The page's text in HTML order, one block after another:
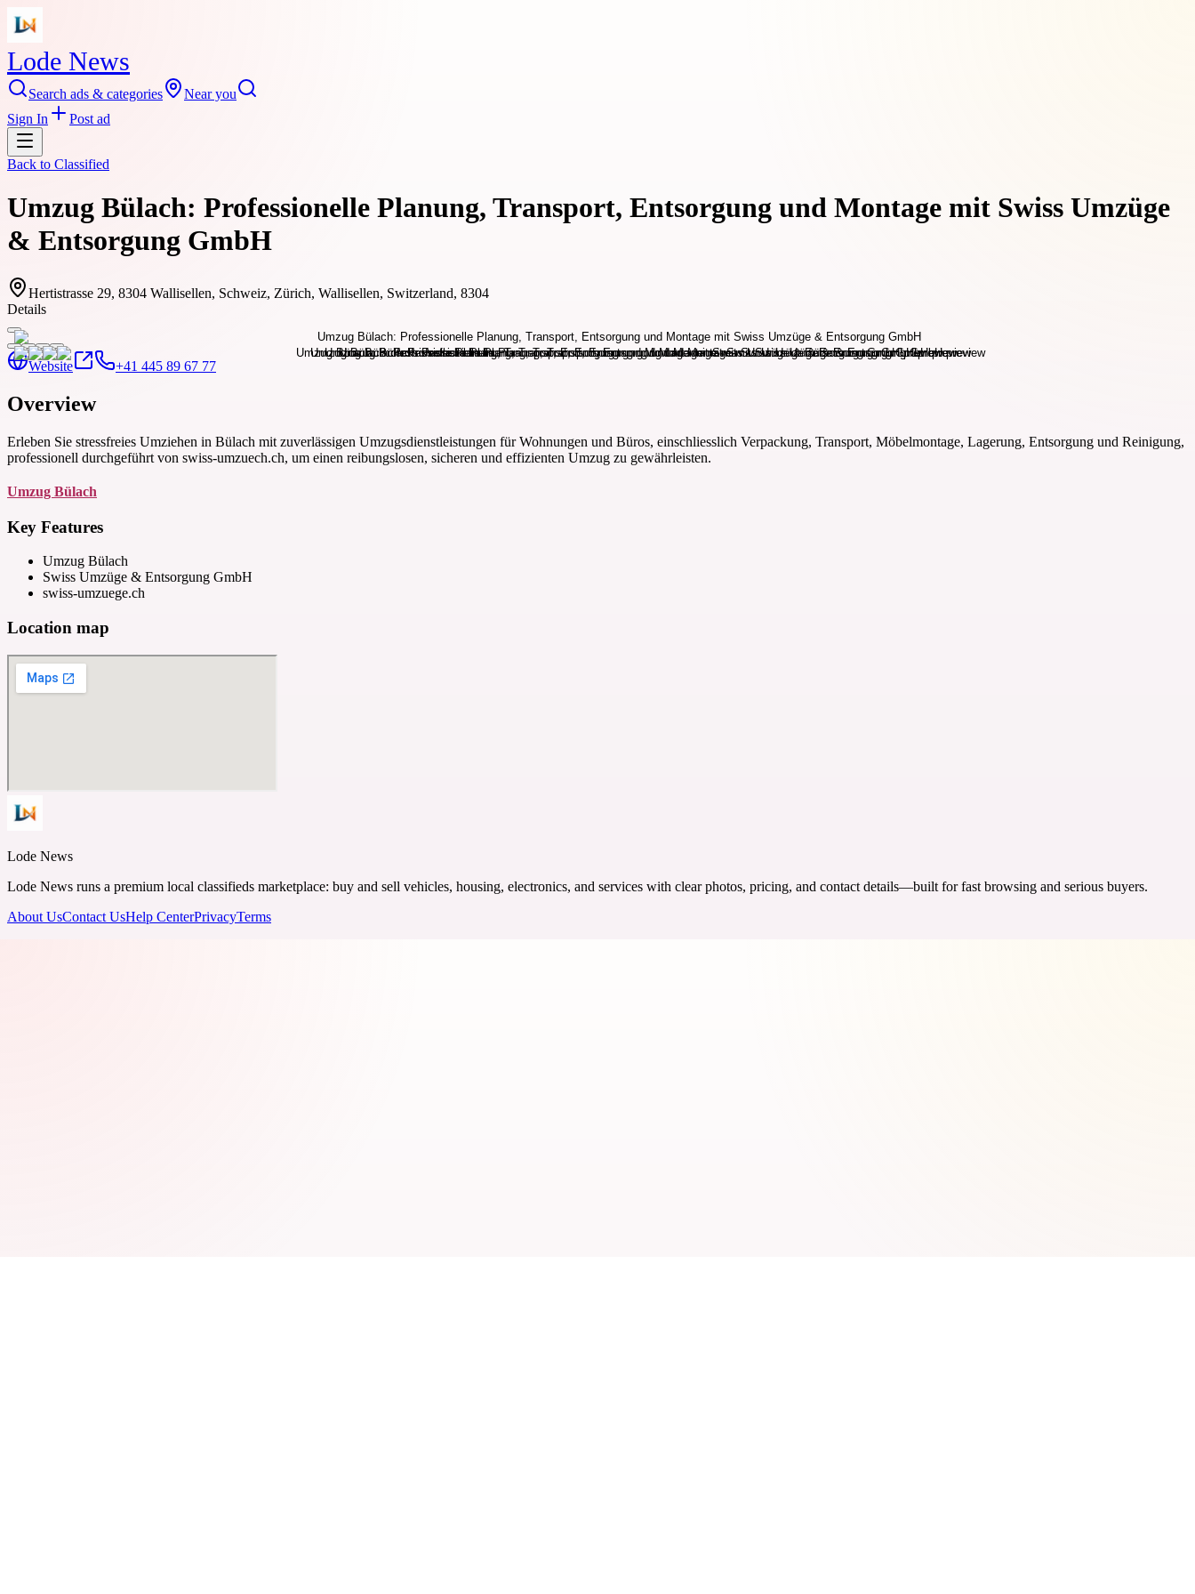
Lode News
Search ads & categories
Near you
Sign In
Post ad
Back to Classified
Umzug Bülach: Professionelle Planung, Transport, Entsorgung und Montage mit Swiss Umzüge
& Entsorgung GmbH
Hertistrasse 29, 8304 Wallisellen, Schweiz, Zürich, Wallisellen, Switzerland, 8304
Details
Website +41 445 89 67 77
Overview
Erleben Sie stressfreies Umziehen in Bülach mit zuverlässigen Umzugsdienstleistungen für Wohnungen und Büros, einschliesslich Verpackung, Transport, Möbelmontage, Lagerung, Entsorgung und Reinigung,
professionell durchgeführt von swiss-umzuech.ch, um einen reibungslosen, sicheren und effizienten Umzug zu gewährleisten.
Umzug Bülach
Key Features
Umzug Bülach
Swiss Umzüge & Entsorgung GmbH
swiss-umzuege.ch
Location map
Lode News
Lode News runs a premium local classifieds marketplace: buy and sell vehicles, housing, electronics, and services with clear photos, pricing, and contact details—built for fast browsing and serious buyers.
About UsContact UsHelp CenterPrivacyTerms